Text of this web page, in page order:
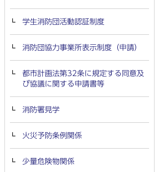
学生消防団活動認証制度
消防団協力事業所表示制度（申請）
都市計画法第32条に規定する同意及
び協議に関する申請書等
消防署見学
火災予防条例関係
少量危険物関係